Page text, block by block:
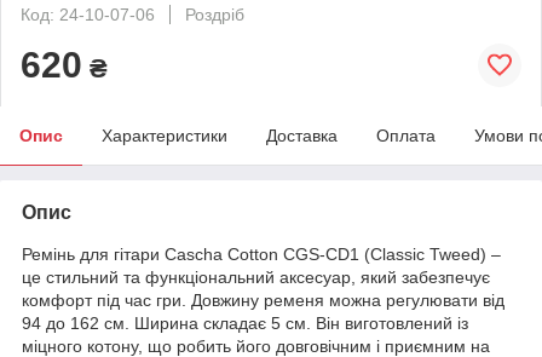
Код: 24-10-07-06
Роздріб
620 ₴
Опис Характеристики Доставка Оплата Умови
Опис
Ремінь для гітари Cascha Cotton CGS-CD1 (Classic Tweed) –
це стильний та функціональний аксесуар, який забезпечує
комфорт під час гри. Довжину ременя можна регулювати від
94 до 162 см. Ширина складає 5 см. Він виготовлений із
міцного котону, що робить його довговічним і приємним на